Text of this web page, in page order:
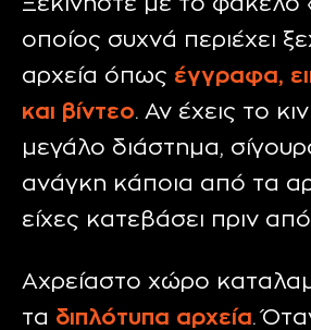
οποίος συχνά περιέχει
αρχεία όπως έγγραφα,
και βίντεο. Αν έχεις το
μεγάλο διάστημα,
ανάγκη κάποια από τα
είχες κατεβάσει πριν
Αχρείαστο χώρο
τα διπλότυπα αρχεία.